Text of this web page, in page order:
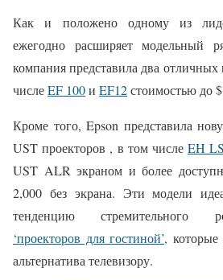
Как и положено одному из
ежегодно расширяет модельный
компания представила два
числеEF 100и EF12стоимостью до
Кроме того, Epson представила
UST проекторов , в том числе EH
UST ALR экраном и более
2,000 без экрана. Эти модели
тенденцию стремительного
‘проекторов для гостиной’,
альтернатива телевизору.